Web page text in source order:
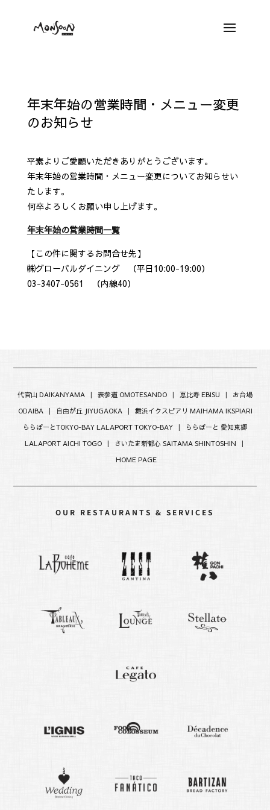
年末年始の営業時間・メニュー変更
のお知らせ
平素よりご愛顧いただきありがとうございます。
年末年始の営業時間・メニュー変更についてお知らせい
たします。
何卒よろしくお願い申し上げます。
年末年始の営業時間一覧
【この件に関するお問合せ先】
㈱グローバルダイニング （平日10:00-19:00）
03-3407-0561 （内線40）
代官山 DAIKANYAMA | 表参道 OMOTESANDO | 恵比寿 EBISU | お台場
ODAIBA| 自由が丘 JIYUGAOKA | 舞浜イクスピアリ MAIHAMA IKSPIARI
ららぽーとTOKYO-BAY LALAPORT TOKYO-BAY |
ららぽーと 愛知東郷
LALAPORT AICHI TOGO |
さいたま新都心 SAITAMA SHINTOSHIN |
HOME PAGE
OUR RESTAURANTS & SERVICES